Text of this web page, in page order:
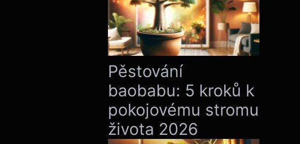
Pěstování
baobabu: 5 kroků k
pokojovému stromu
života 2026